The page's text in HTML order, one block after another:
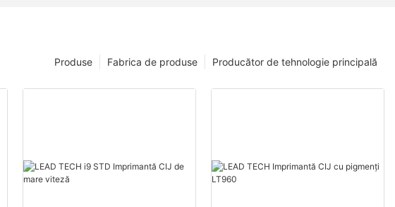
Producător de tehnologie principală
Fabrica de produse
Produse